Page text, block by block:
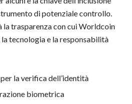
di potenziale controllo.
trasparenza con cui Worldcoin
tecnologia e la responsabilità
la verifica dell’identità
biometrica